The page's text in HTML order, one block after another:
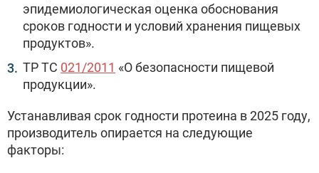
эпидемиологическая оценка обоснования
сроков годности и условий хранения пищевых
продуктов».
ТР ТС 021/2011 «О безопасности пищевой
продукции».
Устанавливая срок годности протеина в 2025 году,
производитель опирается на следующие
факторы: